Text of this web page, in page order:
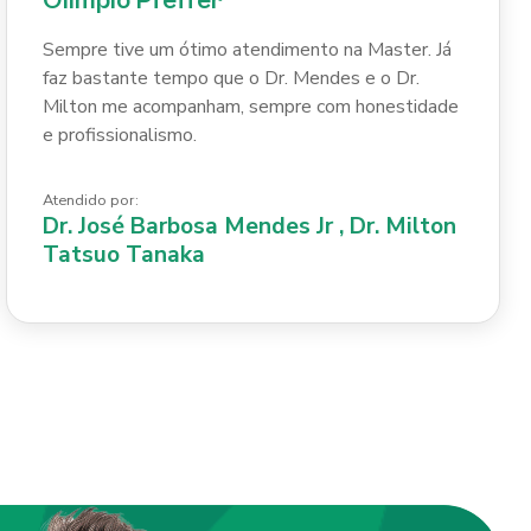
Sempre tive um ótimo atendimento na Master. Já
faz bastante tempo que o Dr. Mendes e o Dr.
Milton me acompanham, sempre com honestidade
e profissionalismo.
Atendido por:
Dr. José Barbosa Mendes Jr, Dr. Milton
Tatsuo Tanaka